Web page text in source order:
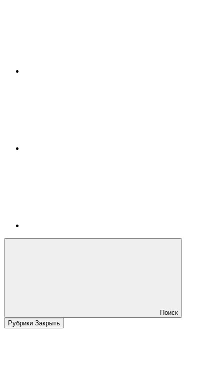
Поиск
Рубрики Закрыть